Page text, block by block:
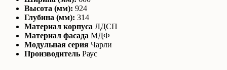
Высота (мм): 924
Глубина (мм): 314
Материал корпуса ЛДСП
Материал фасада МДФ
Модульная серия Чарли
Производитель Раус